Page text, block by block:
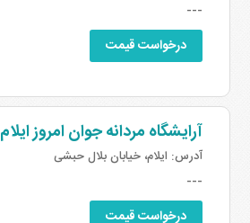
---
درخواست قیمت
آرایشگاه مردانه جوان امروز ایلام
آدرس: ایلام، خیابان بلال حبشی
---
درخواست قیمت